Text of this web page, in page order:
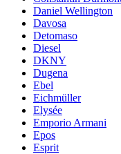
Daniel Wellington
Davosa
Detomaso
Diesel
DKNY
Dugena
Ebel
Eichmüller
Elysée
Emporio Armani
Epos
Esprit